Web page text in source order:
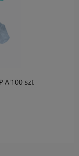
A'100 szt